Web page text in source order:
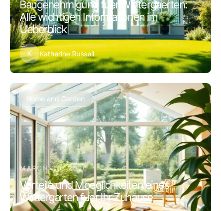
Baugenehmigung fuer Wintergaerten:
Alle wichtigen Informationen im
Ueberblick
K Katherine Russell
Home and Garden
MARCH 30, 2026
Vorteile und Moeglichkeiten eines
Wintergarten fuer Ihr Zuhause